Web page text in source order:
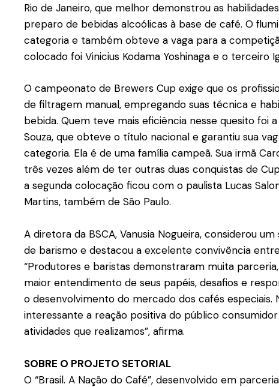
Rio de Janeiro, que melhor demonstrou as
preparo de bebidas alcoólicas à base de café. O
categoria e também obteve a vaga para a
colocado foi Vinicius Kodama Yoshinaga e o terceiro
O campeonato de Brewers Cup exige que os
de filtragem manual, empregando suas técnica e
bebida. Quem teve mais eficiência nesse quesito foi
Souza, que obteve o título nacional e garantiu sua
categoria. Ela é de uma família campeã. Sua irmã
três vezes além de ter outras duas conquistas de
a segunda colocação ficou com o paulista Lucas
Martins, também de São Paulo.
A diretora da BSCA, Vanusia Nogueira, considerou
de barismo e destacou a excelente convivência
“Produtores e baristas demonstraram muita
maior entendimento de seus papéis, desafios e
o desenvolvimento do mercado dos cafés especiais.
interessante a reação positiva do público
atividades que realizamos”, afirma.
SOBRE O PROJETO SETORIAL
O “Brasil. A Nação do Café”, desenvolvido em